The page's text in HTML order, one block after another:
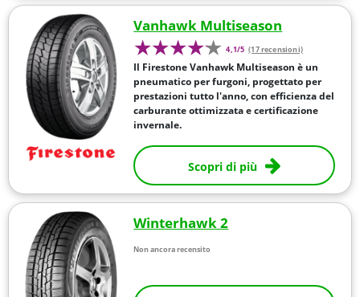
Vanhawk Multiseason
4,1/5 (17 recensioni)
Il Firestone Vanhawk Multiseason è un
pneumatico per furgoni, progettato per
prestazioni tutto l'anno, con efficienza del
carburante ottimizzata e certificazione
invernale.
Scopri di più
Winterhawk 2
Non ancora recensito